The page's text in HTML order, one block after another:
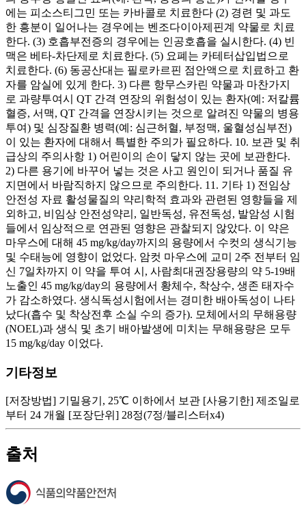
에는 피소스티그민 또는 카바콜로 치료한다 (2) 경련 및 과도
한 흥분이 일어나는 경우에는 벤조다이아제핀계 약물로 치료
한다. (3) 호흡부전증의 경우에는 인공호흡을 실시한다. (4) 빈
맥은 베타-차단제로 치료한다. (5) 요폐는 카테터삽입법으로
치료한다. (6) 동공산대는 필로카르핀 점안액으로 치료하고 환
자를 암실에 있게 한다. 3) 다른 항무스카린 약물과 마찬가지
로 과량투여시 QT 간격 연장의 위험성이 있는 환자(예: 저칼륨
혈증, 서맥, QT 간격을 연장시키는 것으로 알려진 약물의 병용
투여) 및 심장질환 병력(예: 심근허혈, 부정맥, 울혈성심부전)
이 있는 환자에 대해서 특별한 주의가 필요하다. 10. 보관 및 취
급상의 주의사항 1) 어린이의 손이 닿지 않는 곳에 보관한다.
2) 다른 용기에 바꾸어 넣는 것은 사고 원인이 되거나 품질 유
지면에서 바람직하지 않으므로 주의한다. 11. 기타 1) 전임상
안전성 자료 활성물질의 약리학적 효과와 관련된 영향들을 제
외하고, 비임상 안전성약리, 일반독성, 유전독성, 발암성 시험
들에서 임상적으로 연관된 영향은 관찰되지 않았다. 이 약은
마우스에 대해 45 mg/kg/day까지의 용량에서 수컷의 생식기능
및 수태능에 영향이 없었다. 암컷 마우스에 교미 2주 전부터 임
신 7일차까지 이 약을 투여 시, 사람최대권장용량의 약 5-19배
노출인 45 mg/kg/day의 용량에서 황체수, 착상수, 생존 태자수
가 감소하였다. 생식독성시험에서는 경미한 배아독성이 나타
났다(흡수 및 착상전후 소실 수의 증가). 모체에서의 무해용량
(NOEL)과 생식 및 초기 배아발생에 미치는 무해용량은 모두
15 mg/kg/day 이었다.
기타정보
[저장방법] 기밀용기, 25℃ 이하에서 보관 [사용기한] 제조일로
부터 24 개월 [포장단위] 28정(7정/블리스터x4)
출처